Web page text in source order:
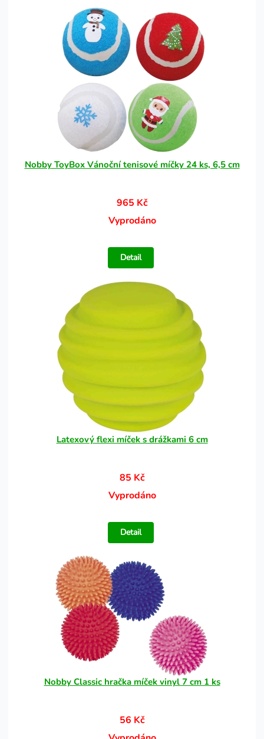
Nobby ToyBox Vánoční tenisové míčky 24 ks, 6,5 cm
965 Kč
Vyprodáno
Detail
Latexový flexi míček s drážkami 6 cm
85 Kč
Vyprodáno
Detail
Nobby Classic hračka míček vinyl 7 cm 1 ks
56 Kč